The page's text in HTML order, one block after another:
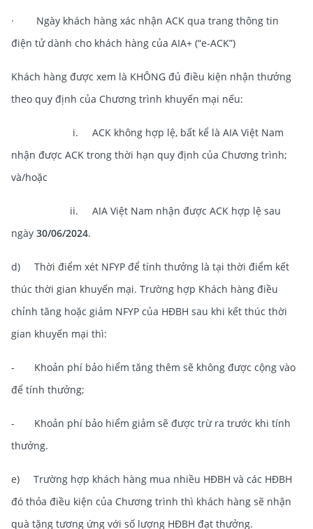
· Ngày khách hàng xác nhận ACK qua trang thông tin
điện tử dành cho khách hàng của AIA+ (“e-ACK”)
Khách hàng được xem là KHÔNG đủ điều kiện nhận thưởng
theo quy định của Chương trình khuyến mại nếu:
i. ACK không hợp lệ, bất kể là AIA Việt Nam
nhận được ACK trong thời hạn quy định của Chương trình;
và/hoặc
ii. AIA Việt Nam nhận được ACK hợp lệ sau
ngày 30/06/2024.
d) Thời điểm xét NFYP để tính thưởng là tại thời điểm kết
thúc thời gian khuyến mại. Trường hợp Khách hàng điều
chỉnh tăng hoặc giảm NFYP của HĐBH sau khi kết thúc thời
gian khuyến mại thì:
- Khoản phí bảo hiểm tăng thêm sẽ không được cộng vào
để tính thưởng;
- Khoản phí bảo hiểm giảm sẽ được trừ ra trước khi tính
thưởng.
e) Trường hợp khách hàng mua nhiều HĐBH và các HĐBH
đó thỏa điều kiện của Chương trình thì khách hàng sẽ nhận
quà tặng tương ứng với số lượng HĐBH đạt thưởng.